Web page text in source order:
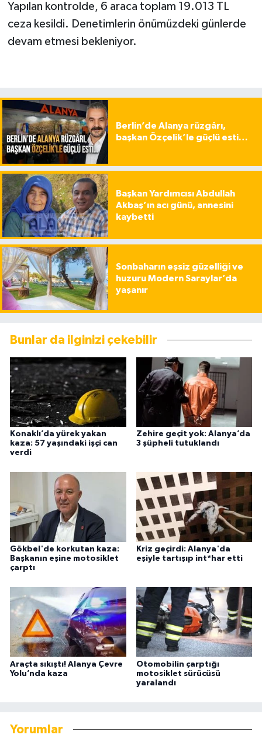
Yapılan kontrolde, 6 araca toplam 19.013 TL
ceza kesildi. Denetimlerin önümüzdeki günlerde
devam etmesi bekleniyor.
Berlin’de Alanya rüzgârı,
başkan Özçelik’le güçlü esti…
Başkan Yardımcısı Abdullah
Akbaş’ın acı günü, annesini
kaybetti
Sonbaharın eşsiz güzelliği ve
huzuru Modern Saraylar’da
yaşanır
Bunlar da ilginizi çekebilir
Konaklı’da yürek yakan
kaza: 57 yaşındaki işçi can
verdi
Zehire geçit yok: Alanya’da
3 şüpheli tutuklandı
Gökbel'de korkutan kaza:
Başkanın eşine motosiklet
çarptı
Kriz geçirdi: Alanya'da
eşiyle tartışıp int*har etti
Araçta sıkıştı! Alanya Çevre
Yolu’nda kaza
Otomobilin çarptığı
motosiklet sürücüsü
yaralandı
Yorumlar